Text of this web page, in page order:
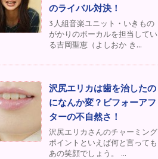
のライバル対決！
3人組音楽ユニット・いきもの
がかりのボーカルを担当してい
る吉岡聖恵（よしおか き...
沢尻エリカは歯を治したの
になんか変？ビフォーアフ
ターの不自然さ！
沢尻エリカさんのチャーミング
ポイントといえば何と言っても
あの笑顔でしょう。 ...